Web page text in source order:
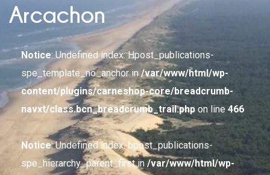
Arcachon
Notice: Undefined index: Hpost_publications-
spe_template_no_anchor in/var/www/html/wp-
content/plugins/carneshop-core/breadcrumb-
navxt/class.bcn_breadcrumb_trail.phpon line 466
Notice: Undefined index: bpost_publications-
spe_hierarchy_parent_first in /var/www/html/wp-